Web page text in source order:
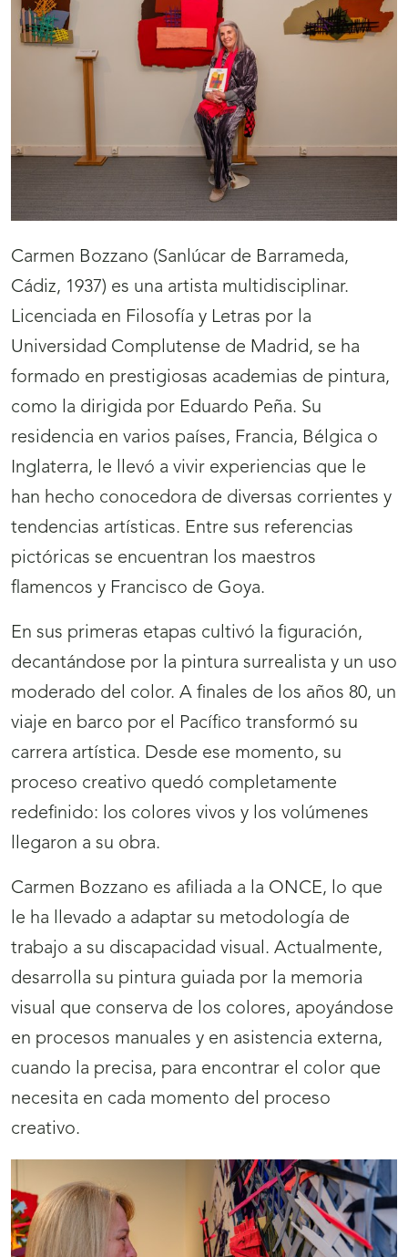
Carmen Bozzano (Sanlúcar de Barrameda,
Cádiz, 1937) es una artista multidisciplinar.
Licenciada en Filosofía y Letras por la
Universidad Complutense de Madrid, se ha
formado en prestigiosas academias de pintura,
como la dirigida por Eduardo Peña. Su
residencia en varios países, Francia, Bélgica o
Inglaterra, le llevó a vivir experiencias que le
han hecho conocedora de diversas corrientes y
tendencias artísticas. Entre sus referencias
pictóricas se encuentran los maestros
flamencos y Francisco de Goya.
En sus primeras etapas cultivó la figuración,
decantándose por la pintura surrealista y un uso
moderado del color. A finales de los años 80, un
viaje en barco por el Pacífico transformó su
carrera artística. Desde ese momento, su
proceso creativo quedó completamente
redefinido: los colores vivos y los volúmenes
llegaron a su obra.
Carmen Bozzano es afiliada a la ONCE, lo que
le ha llevado a adaptar su metodología de
trabajo a su discapacidad visual. Actualmente,
desarrolla su pintura guiada por la memoria
visual que conserva de los colores, apoyándose
en procesos manuales y en asistencia externa,
cuando la precisa, para encontrar el color que
necesita en cada momento del proceso
creativo.